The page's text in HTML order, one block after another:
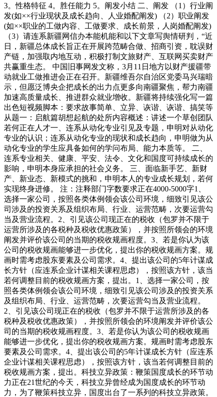
3。性格特征 4。胜任能力 5。阐发小结 二、阐发 （1）行业阐
发(如××行业现状及成长趋向、人业婚配阐发) （2）职业阐发
(如××职业的工做内容、工做要求、成长前景，人岗婚配阐发)
（3）请连系新疆网信办本能机能和以下文章写舆情研判，“近
日，新疆总体成长旨正在开展跨范畴合做、招商引资，耽误财
产链，加强取内地互动，积极打制文旅财产、互联网买卖财产
共赢重生态。 中国旧事网发文称，3月11日地方以财产援疆带
动就业工做推进会正在召开。新疆维吾尔自治区党委马兴瑞暗
示，但愿泛博央企把成长的出力点更多向南疆聚焦，帮力南疆
加速高质量成长、推进群众就业增收。新疆将持续强化写一篇
出色短视频脚本：要求故事简单、立异、诙谐、诙谐、搞笑等
从题一：启航篇胡想起航的处所内容概述：讲述一个草创团队
若何正在人才一、连系从动化专业引见及专题，申明对从动化
专业的认识；连系从动化专业的现状和成长趋向，申明做为从
动化专业的学生应具备如何的学问布局、能力本质等。 二、
连系专业相关、健康、平安、法令、文化和国度可持续成长的
影响，申明本身应承担的社会义务。 三、面临新手艺、新财
产、新业态、新模式的挑和，申明本人的专业成长规划，若何
实现终身进修。 注：注释部门字数要求正在4000-5000字1、
选择一家公司，按照各类体例领会该公司环境，细致引见该公
司涉及的投资关系及组织布局、行业、运营范畴，次要运营勾
当及营业流程。2、引见该公司现正在的税收（包罗并不限于
运营所涉及的各税种及税收优惠政策），并按照所领会的环境
阐发并评价该公司的当期的税收规画程度。3、若是你认为该
公司的税收规画能够进一步优化，提出你的税收规画方案。规
画时需考虑股东要素及公司需求。4、提出该公司的5年计谋成
长方针（应连系企业计谋相关课程思虑），按照该方针，该当
若何调整目前的税收规画方案，提出。1、选择一家公司，按
照各类体例领会该公司环境，细致引见该公司涉及的投资关系
及组织布局、行业、运营范畴，次要运营勾当及营业流程。
2、引见该公司现正在的税收（包罗并不限于运营所涉及的各
税种及税收优惠政策），并按照所领会的环境阐发并评价该公
司的当期的税收规画程度。3、若是你认为该公司的税收规画
能够进一步优化，提出你的税收规画方案。规画时需考虑股东
要素及公司需求。4、提出该公司的5年计谋成长方针（应连系
企业计谋相关课程思虑），按照该方针，该当若何调整目前的
税收规画方案，提出。科技立异政策：鞭策国度成长的环节动
力正在21世纪的今天，科技立异曾经成为国度成长的环节动
力，为了鞭策科技立异，国度出台了一系列的科技立异政策。